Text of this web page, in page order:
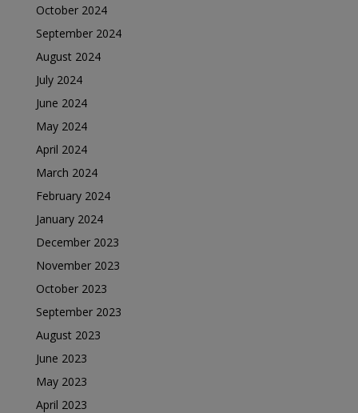
October 2024
September 2024
August 2024
July 2024
June 2024
May 2024
April 2024
March 2024
February 2024
January 2024
December 2023
November 2023
October 2023
September 2023
August 2023
June 2023
May 2023
April 2023